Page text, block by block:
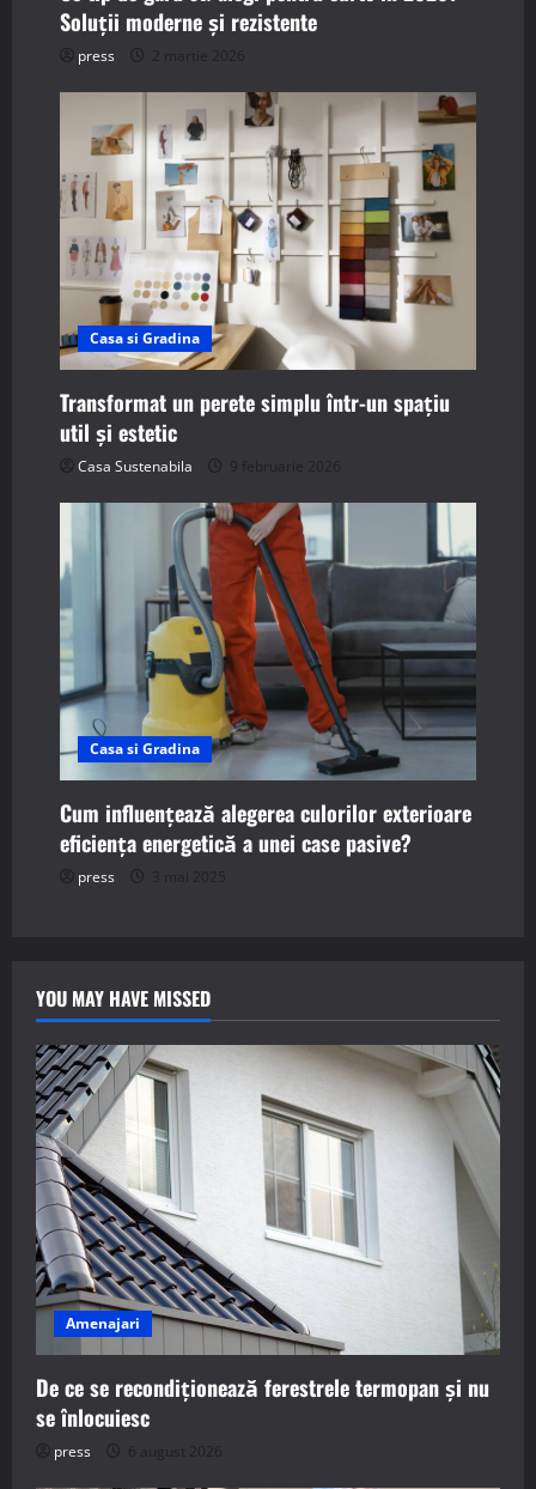
Soluții moderne și rezistente
press 2 martie 2026
Casa si Gradina
Transformat un perete simplu într-un spațiu
util și estetic
Casa Sustenabila 9 februarie 2026
Casa si Gradina
Cum influențează alegerea culorilor exterioare
eficiența energetică a unei case pasive?
press 3 mai 2025
YOU MAY HAVE MISSED
Amenajari
De ce se recondiționează ferestrele termopan și nu
se înlocuiesc
press 6 august 2026